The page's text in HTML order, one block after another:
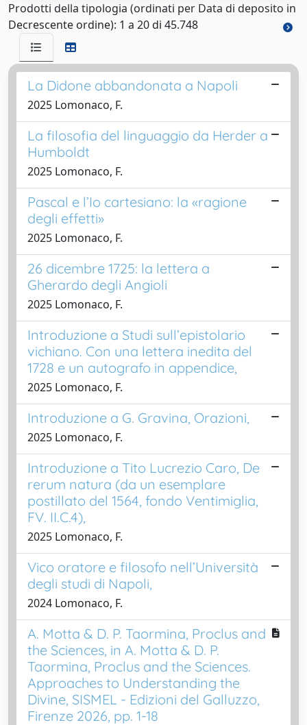
Prodotti della tipologia (ordinati per Data di deposito in
Decrescente ordine): 1 a 20 di 45.748
La Didone abbandonata a Napoli
2025 Lomonaco, F.
La filosofia del linguaggio da Herder a
Humboldt
2025 Lomonaco, F.
Pascal e l’Io cartesiano: la «ragione
degli effetti»
2025 Lomonaco, F.
26 dicembre 1725: la lettera a
Gherardo degli Angioli
2025 Lomonaco, F.
Introduzione a Studi sull’epistolario
vichiano. Con una lettera inedita del
1728 e un autografo in appendice,
2025 Lomonaco, F.
Introduzione a G. Gravina, Orazioni,
2025 Lomonaco, F.
Introduzione a Tito Lucrezio Caro, De
rerum natura (da un esemplare
postillato del 1564, fondo Ventimiglia,
FV. II.C.4),
2025 Lomonaco, F.
Vico oratore e filosofo nell’Università
degli studi di Napoli,
2024 Lomonaco, F.
A. Motta & D. P. Taormina, Proclus and
the Sciences, in A. Motta & D. P.
Taormina, Proclus and the Sciences.
Approaches to Understanding the
Divine, SISMEL - Edizioni del Galluzzo,
Firenze 2026, pp. 1-18